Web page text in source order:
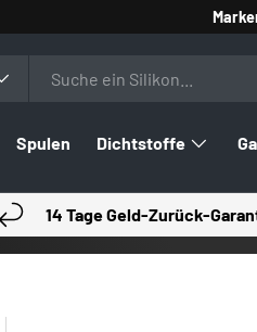
Spulen Dichtstoffe
14 Tage Geld-Zurück-